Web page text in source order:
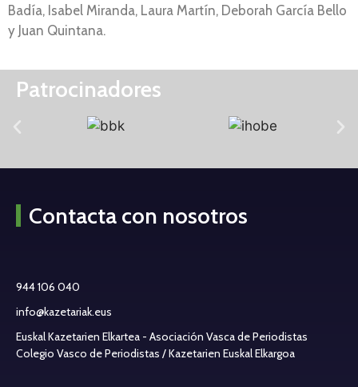
Badía, Isabel Miranda, Laura Martín, Deborah García Bello
y Juan Quintana.
Patrocinadores
Contacta con nosotros
944 106 040
info@kazetariak.eus
Euskal Kazetarien Elkartea - Asociación Vasca de Periodistas
Colegio Vasco de Periodistas / Kazetarien Euskal Elkargoa